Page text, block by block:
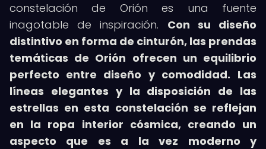
constelación de Orión es una fuente
inagotable de inspiración. Con su diseño
distintivo en forma de cinturón, las prendas
temáticas de Orión ofrecen un equilibrio
perfecto entre diseño y comodidad. Las
líneas elegantes y la disposición de las
estrellas en esta constelación se reflejan
en la ropa interior cósmica, creando un
aspecto que es a la vez moderno y